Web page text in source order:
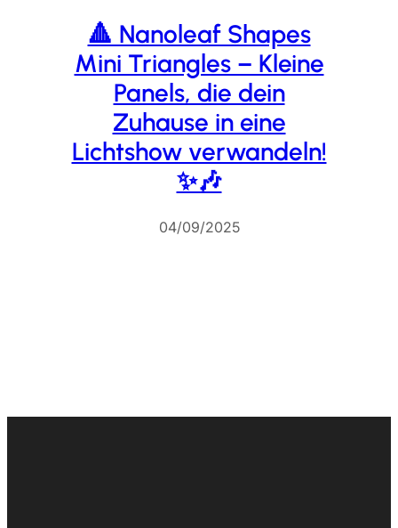
🔺 Nanoleaf Shapes
Mini Triangles – Kleine
Panels, die dein
Zuhause in eine
Lichtshow verwandeln!
✨🎶
04/09/2025